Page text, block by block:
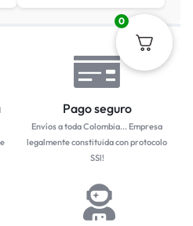
Pago seguro
Envíos a toda Colombia... Empresa
legalmente constituida con protocolo
SSl!
0